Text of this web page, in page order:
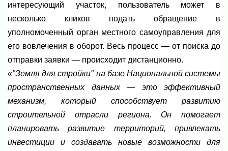
интересующий участок, пользователь может в
несколько кликов подать обращение в
уполномоченный орган местного самоуправления для
его вовлечения в оборот. Весь процесс — от поиска до
отправки заявки — происходит дистанционно.
«"Земля для стройки" на базе Национальной системы
пространственных данных — это эффективный
механизм, который способствует развитию
строительной отрасли региона. Он помогает
планировать развитие территорий, привлекать
инвестиции и создавать новые возможности для